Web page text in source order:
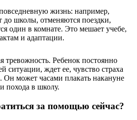
жизнь: например,
до школы, отменяются поездки,
один в комнате. Это мешает учебе,
и адаптации.
тревожность. Ребенок постоянно
ситуации, ждет ее, чувство страха
Он может часами плакать накануне
похода в школу.
за помощью сейчас?